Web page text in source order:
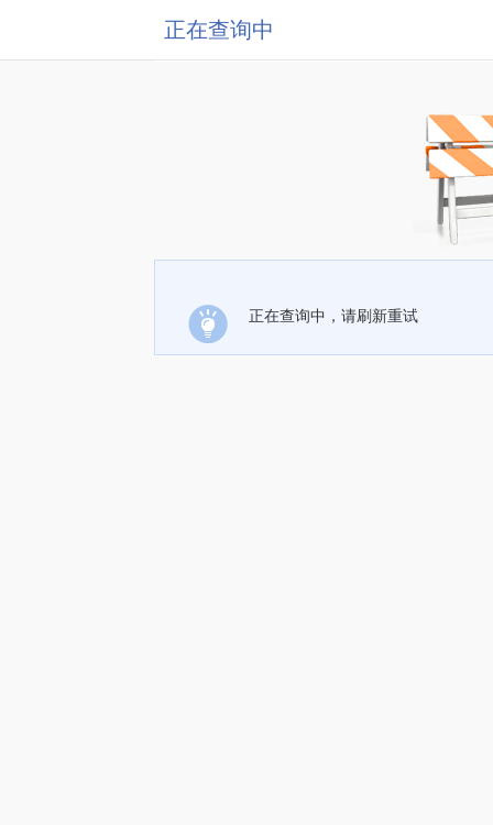
正在查询中
正在查询中，请刷新重试